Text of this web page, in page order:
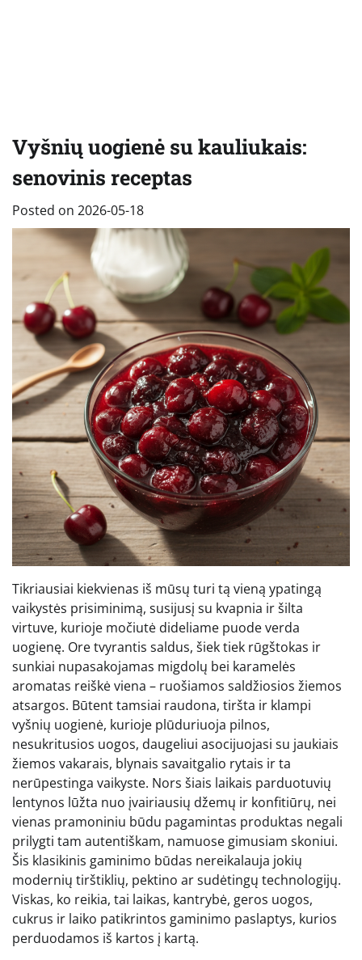
Vyšnių uogienė su kauliukais:
senovinis receptas
Posted on 2026-05-18
Tikriausiai kiekvienas iš mūsų turi tą vieną ypatingą
vaikystės prisiminimą, susijusį su kvapnia ir šilta
virtuve, kurioje močiutė dideliame puode verda
uogienę. Ore tvyrantis saldus, šiek tiek rūgštokas ir
sunkiai nupasakojamas migdolų bei karamelės
aromatas reiškė viena – ruošiamos saldžiosios žiemos
atsargos. Būtent tamsiai raudona, tiršta ir klampi
vyšnių uogienė, kurioje plūduriuoja pilnos,
nesukritusios uogos, daugeliui asocijuojasi su jaukiais
žiemos vakarais, blynais savaitgalio rytais ir ta
nerūpestinga vaikyste. Nors šiais laikais parduotuvių
lentynos lūžta nuo įvairiausių džemų ir konfitiūrų, nei
vienas pramoniniu būdu pagamintas produktas negali
prilygti tam autentiškam, namuose gimusiam skoniui.
Šis klasikinis gaminimo būdas nereikalauja jokių
modernių tirštiklių, pektino ar sudėtingų technologijų.
Viskas, ko reikia, tai laikas, kantrybė, geros uogos,
cukrus ir laiko patikrintos gaminimo paslaptys, kurios
perduodamos iš kartos į kartą.